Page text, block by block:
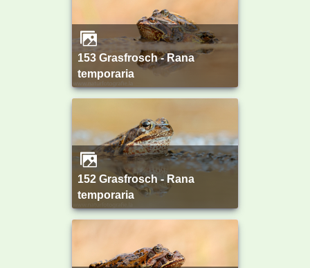
153 Grasfrosch - Rana
temporaria
152 Grasfrosch - Rana
temporaria